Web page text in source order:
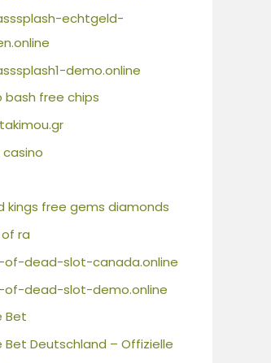
echtgeld-
demo.online
bash free chips
kings free gems diamonds
ra
of-dead-slot-canada.online
of-dead-slot-demo.online
Bet
Bet Deutschland – Offizielle